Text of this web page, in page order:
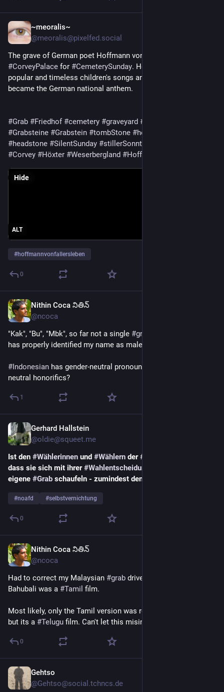
~meoralis~
@meoralis@pixelfed.social
The grave of German poet Hoffmann von Fallersleben at
#CorveyPalace for #CemeterySunday. He penned several
popular and timeless children's songs and the poem that later
became the German national anthem.
#Grab #Friedhof #cemetery #graveyard #tombStones
#Grabsteine #Grabstein #tombStone #headstones
#headstone #SilentSunday #stillerSonntag
#Corvey #Höxter #Weserbergland #HoffmannVonFallersleben
ALT
Hide
#hoffmannvonfallersleben
0
Nithin Coca నితిన్
@ncoca
"Kak", "Bu", "Mbk", so far not a single #grab
has properly identified my name as male in
#Indonesian has gender-neutral pronouns, why not gender-
neutral honorifics?
1
Gerhard Hallstein
@oldie@squeet.me
Ist den #Wählerinnen und #Wählern der #
dass sie sich mit ihrer #Wahlentscheidung
eigene #Grab schaufeln - zumindest den meisten von ihnen?
#noafd #selbstvernichtung
0
Nithin Coca నితిన్
@ncoca
Had to correct my Malaysian #grab driver who thought that
Bahubali was a #Tamil film.
Most likely, only the Tamil version was released in
but its a #Telugu film. Can't let this misinformation stand.
0
Gehtso
@Gehtso@social.tchncs.de